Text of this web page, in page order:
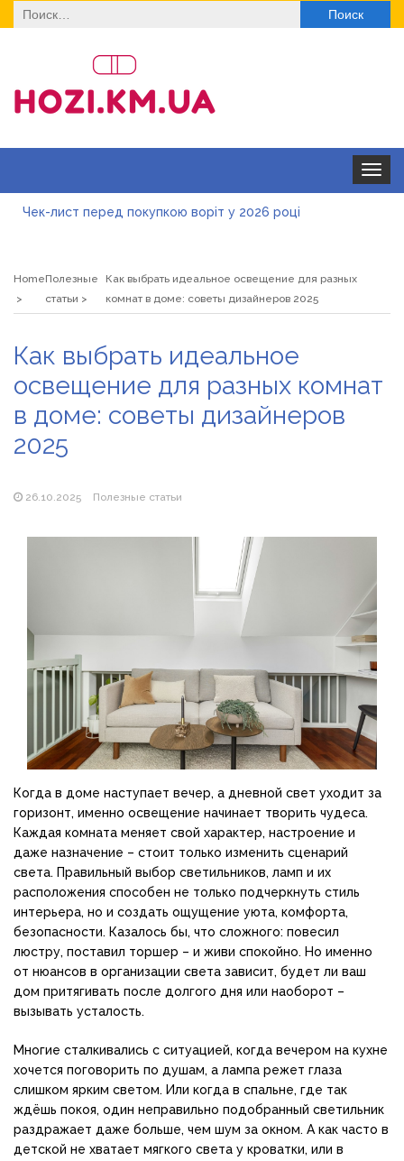
Найти:
Toggle
Чек-лист перед покупкою воріт у 2026 році
типові помилки, відмова та як її уникнути
варіант
Натуральна косметика Хіларі для захисту шкіри від
сонця
Магазин паяльников: рейтинг лучших магазинов Украины
2026
HomeПолезные
статьи
Как выбрать идеальное освещение для разных
комнат в доме: советы дизайнеров 2025
Как выбрать идеальное
освещение для разных комнат
в доме: советы дизайнеров
2025
26.10.2025 Полезные статьи
Когда в доме наступает вечер, а дневной свет уходит за
горизонт, именно освещение начинает творить чудеса.
Каждая комната меняет свой характер, настроение и
даже назначение – стоит только изменить сценарий
света. Правильный выбор светильников, ламп и их
расположения способен не только подчеркнуть стиль
интерьера, но и создать ощущение уюта, комфорта,
безопасности. Казалось бы, что сложного: повесил
люстру, поставил торшер – и живи спокойно. Но именно
от нюансов в организации света зависит, будет ли ваш
дом притягивать после долгого дня или наоборот –
вызывать усталость.
Многие сталкивались с ситуацией, когда вечером на кухне
хочется поговорить по душам, а лампа режет глаза
слишком ярким светом. Или когда в спальне, где так
ждёшь покоя, один неправильно подобранный светильник
раздражает даже больше, чем шум за окном. А как часто в
детской не хватает мягкого света у кроватки, или в